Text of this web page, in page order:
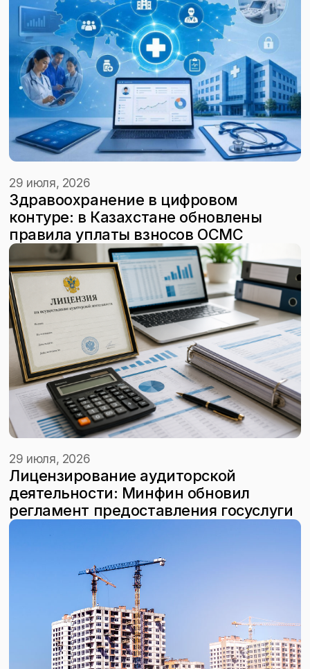
29 июля, 2026
Здравоохранение в цифровом
контуре: в Казахстане обновлены
правила уплаты взносов ОСМС
29 июля, 2026
Лицензирование аудиторской
деятельности: Минфин обновил
регламент предоставления госуслуги